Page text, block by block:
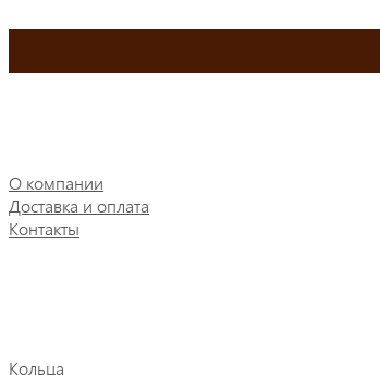
О компании
Доставка и оплата
Контакты
Кольца